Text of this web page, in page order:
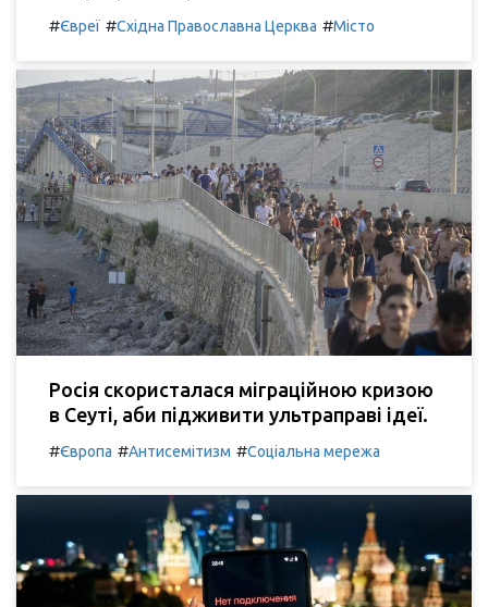
#Євреї #Східна Православна Церква #Місто
Росія скористалася міграційною кризою
в Сеуті, аби підживити ультраправі ідеї.
#Європа #Антисемітизм #Соціальна мережа